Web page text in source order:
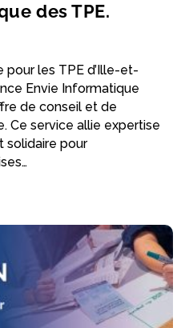
des TPE.
les TPE d’Ille-et-
Envie Informatique
de conseil et de
Ce service allie expertise
solidaire pour